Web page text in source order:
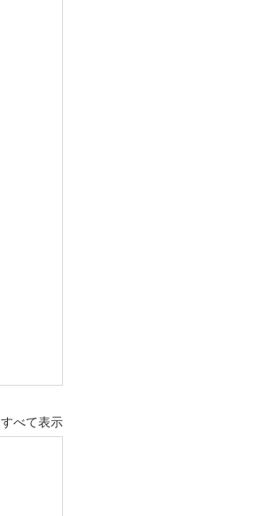
すべて表示